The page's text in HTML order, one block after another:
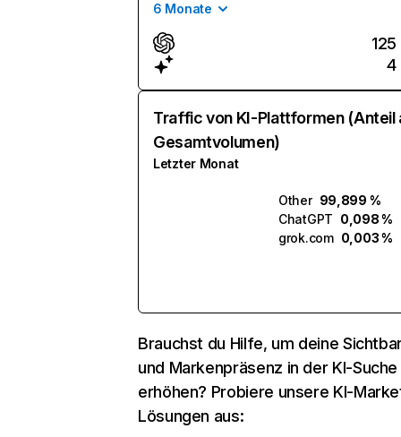
6 Monate
125
4
Traffic von KI-Plattformen (Anteil
Gesamtvolumen)
Letzter Monat
Other 99,899 %
ChatGPT 0,098 %
grok.com 0,003 %
Brauchst du Hilfe, um deine
und Markenpräsenz in der KI-Suche
erhöhen? Probiere unsere KI-
Lösungen aus: